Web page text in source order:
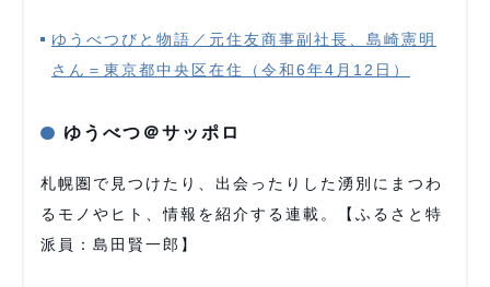
ゆうべつびと物語／元住友商事副社長、島崎憲明
さん＝東京都中央区在住（令和6年4月12日）
ゆうべつ＠サッポロ
札幌圏で見つけたり、出会ったりした湧別にまつわ
るモノやヒト、情報を紹介する連載。【ふるさと特
派員：島田賢一郎】